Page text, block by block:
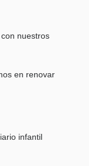
nuestros
en renovar
infantil